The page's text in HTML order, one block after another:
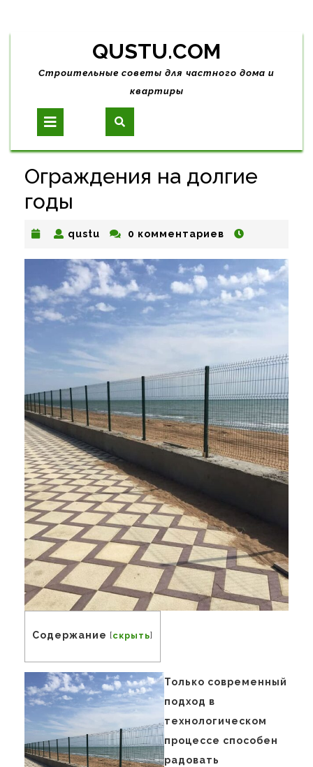
Skip
content
QUSTU.COM
Строительные советы для частного дома и
квартиры
Open
Button
Ограждения на долгие
годы
qustu qustu0 комментариев
Содержание [скрыть]
Только современный
подход в
технологическом
процессе способен
радовать